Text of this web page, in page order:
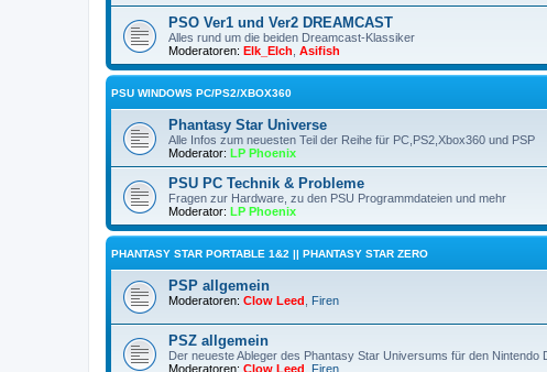
PSO Ver1 und Ver2 DREAMCAST
Alles rund um die beiden Dreamcast-Klassiker
Moderatoren: Elk_Elch Asifish
PSU WINDOWS PC/PS2/XBOX360
Phantasy Star Universe
Alle Infos zum neuesten Teil der Reihe für PC,PS2,Xbox360 und PSP
Moderator: LP Phoenix
PSU PC Technik & Probleme
Fragen zur Hardware, zu den PSU Programmdateien und mehr
Moderator: LP Phoenix
PHANTASY STAR PORTABLE 1&2 || PHANTASY STAR ZERO
PSP allgemein
Moderatoren: Clow Leed Firen
PSZ allgemein
Der neueste Ableger des Phantasy Star Universums für den
Moderatoren: Clow Leed Firen